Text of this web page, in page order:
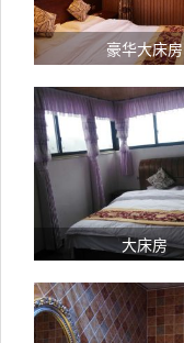
豪华大床房
大床房